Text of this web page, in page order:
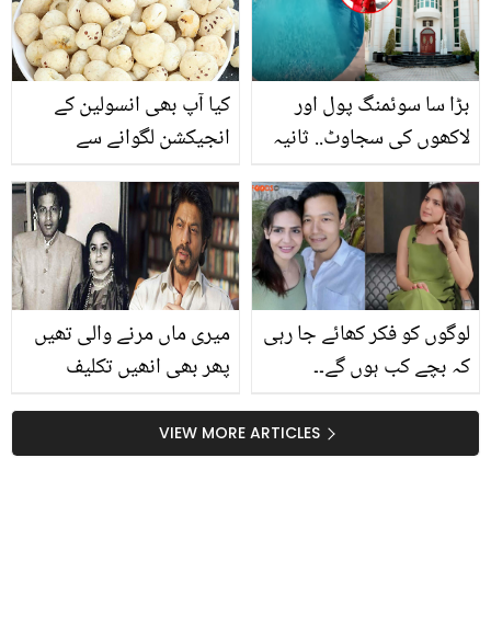
کیا آپ بھی انسولین کے
انجیکشن لگوانے سے
بتائے گئے طریقے سے
کھائیں اور شوگر کو کنٹرول
کریں۔۔۔
بڑا سا سوئمنگ پول اور
لاکھوں کی سجاوٹ.. ثانیہ
سے کیا ہے؟ ویڈیو دیکھیں
میری ماں مرنے والی تھیں
پھر بھی انھیں تکلیف
سے محروم شاہ رخ خان نے
اپنی مرتی ماں کا دل کیوں
لوگوں کو فکر کھائے جا رہی
کہ بچے کب ہوں گے۔۔
پوچھنے والوں کو کیا کہہ
کر چپ کروا دیا؟
VIEW MORE ARTICLES